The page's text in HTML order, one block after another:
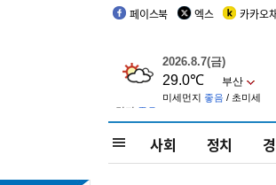
페이스북 엑스 카카오
사회 정치